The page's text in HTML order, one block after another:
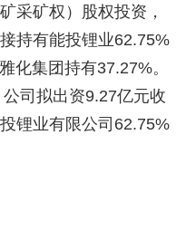
采矿权）股权投资，
持有能投锂业62.75%
化集团持有37.27%。
司拟出资9.27亿元收
锂业有限公司62.75%